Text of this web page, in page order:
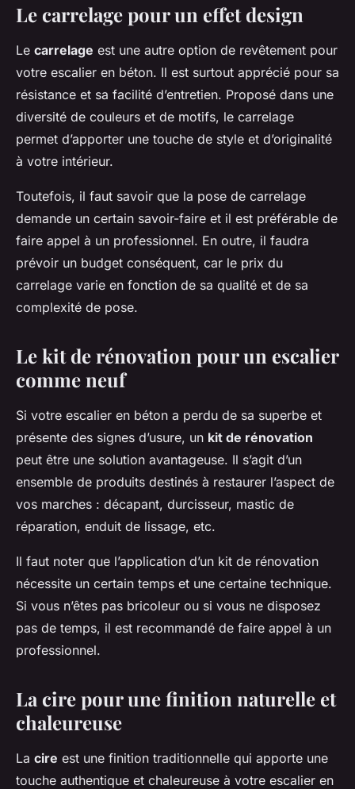
Le carrelage pour un effet design
Le carrelage est une autre option de revêtement pour
votre escalier en béton. Il est surtout apprécié pour sa
résistance et sa facilité d’entretien. Proposé dans une
diversité de couleurs et de motifs, le carrelage
permet d’apporter une touche de style et d’originalité
à votre intérieur.
Toutefois, il faut savoir que la pose de carrelage
demande un certain savoir-faire et il est préférable de
faire appel à un professionnel. En outre, il faudra
prévoir un budget conséquent, car le prix du
carrelage varie en fonction de sa qualité et de sa
complexité de pose.
Le kit de rénovation pour un escalier
comme neuf
Si votre escalier en béton a perdu de sa superbe et
présente des signes d’usure, un kit de rénovation
peut être une solution avantageuse. Il s’agit d’un
ensemble de produits destinés à restaurer l’aspect de
vos marches : décapant, durcisseur, mastic de
réparation, enduit de lissage, etc.
Il faut noter que l’application d’un kit de rénovation
nécessite un certain temps et une certaine technique.
Si vous n’êtes pas bricoleur ou si vous ne disposez
pas de temps, il est recommandé de faire appel à un
professionnel.
La cire pour une finition naturelle et
chaleureuse
La cire est une finition traditionnelle qui apporte une
touche authentique et chaleureuse à votre escalier en